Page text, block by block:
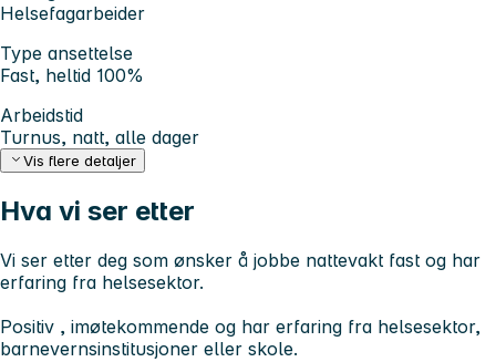
Helsefagarbeider
Type ansettelse
Fast, heltid 100%
Arbeidstid
Turnus, natt, alle dager
Vis flere detaljer
Hva vi ser etter
Vi ser etter deg som ønsker å jobbe nattevakt fast og har
erfaring fra helsesektor.
Positiv , imøtekommende og har erfaring fra helsesektor,
barnevernsinstitusjoner eller skole.